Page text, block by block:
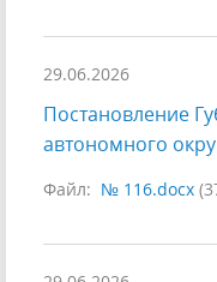
29.06.2026
Постановление
автономного
Файл: № 116.docx